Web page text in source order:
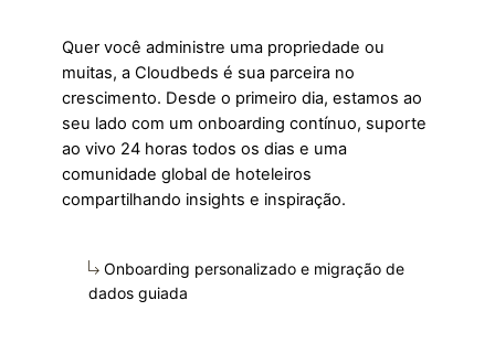
Quer você administre uma propriedade ou
muitas, a Cloudbeds é sua parceira no
crescimento. Desde o primeiro dia, estamos ao
seu lado com um onboarding contínuo, suporte
ao vivo 24 horas todos os dias e uma
comunidade global de hoteleiros
compartilhando insights e inspiração.
Onboarding personalizado e migração de
dados guiada